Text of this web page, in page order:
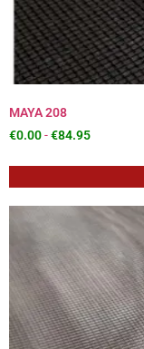
MAYA 208
€0.00-€84.95